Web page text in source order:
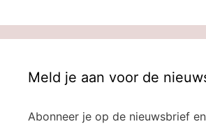
Meld je aan voor de
Abonneer je op de nieuwsbrief